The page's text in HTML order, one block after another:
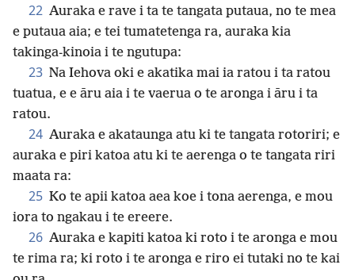
22 Auraka e rave i ta te tangata putaua, no te mea
e putaua aia; e tei tumatetenga ra, auraka kia
takinga-kinoia i te ngutupa:
23 Na Iehova oki e akatika mai ia ratou i ta ratou
tuatua, e e āru aia i te vaerua o te aronga i āru i ta
ratou.
24 Auraka e akataunga atu ki te tangata rotoriri; e
auraka e piri katoa atu ki te aerenga o te tangata riri
maata ra:
25 Ko te apii katoa aea koe i tona aerenga, e mou
iora to ngakau i te ereere.
26 Auraka e kapiti katoa ki roto i te aronga e mou
te rima ra; ki roto i te aronga e riro ei tutaki no te kai